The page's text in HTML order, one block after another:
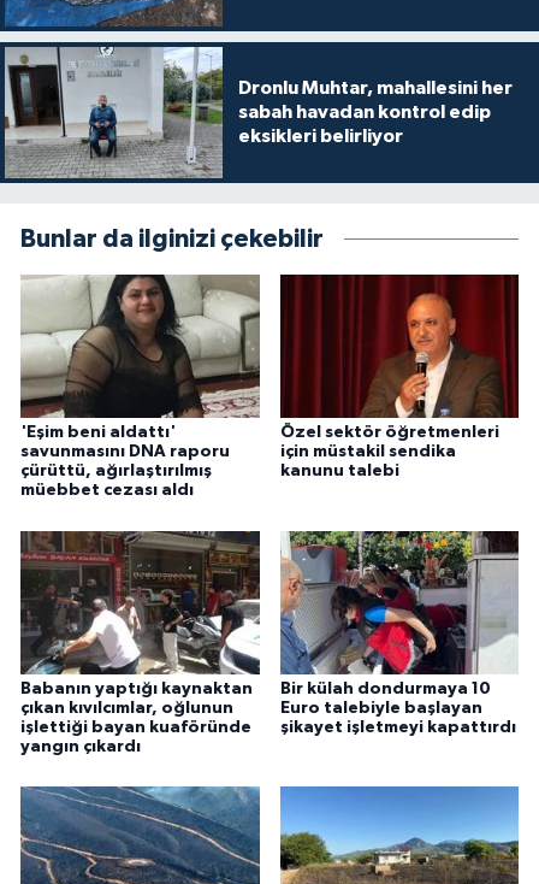
Dronlu Muhtar, mahallesini her
sabah havadan kontrol edip
eksikleri belirliyor
Bunlar da ilginizi çekebilir
'Eşim beni aldattı'
savunmasını DNA raporu
çürüttü, ağırlaştırılmış
müebbet cezası aldı
Özel sektör öğretmenleri
için müstakil sendika
kanunu talebi
Babanın yaptığı kaynaktan
çıkan kıvılcımlar, oğlunun
işlettiği bayan kuaföründe
yangın çıkardı
Bir külah dondurmaya 10
Euro talebiyle başlayan
şikayet işletmeyi kapattırdı